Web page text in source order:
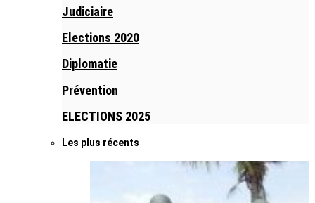
Judiciaire
Elections 2020
Diplomatie
Prévention
ELECTIONS 2025
Les plus récents